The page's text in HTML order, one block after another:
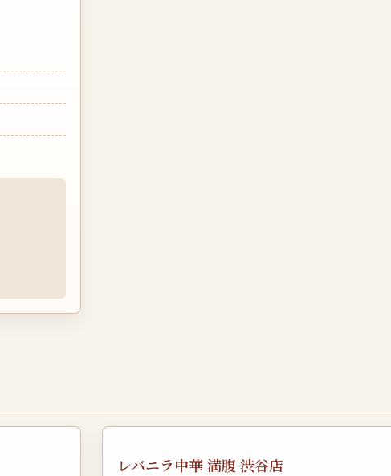
レバニラ中華 満腹 渋谷店